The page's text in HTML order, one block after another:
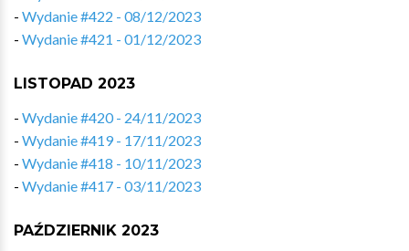
- Wydanie #422 - 08/12/2023
- Wydanie #421 - 01/12/2023
LISTOPAD 2023
- Wydanie #420 - 24/11/2023
- Wydanie #419 - 17/11/2023
- Wydanie #418 - 10/11/2023
- Wydanie #417 - 03/11/2023
PAŹDZIERNIK 2023